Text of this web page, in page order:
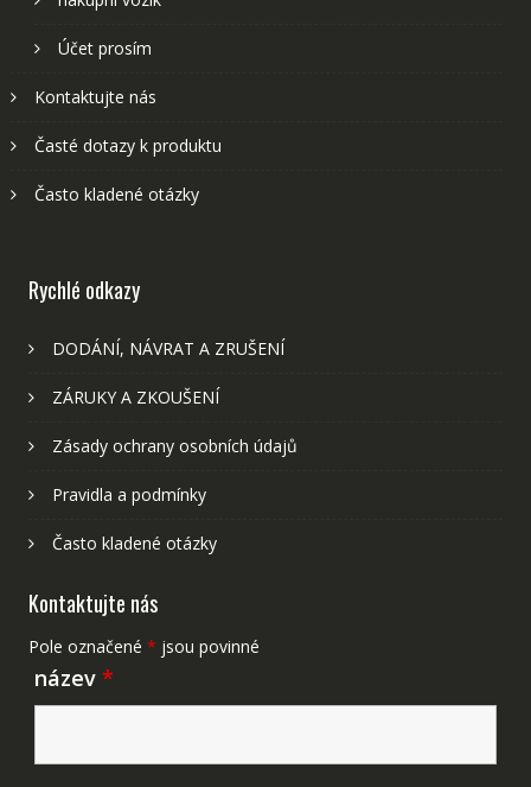
Účet prosím
Kontaktujte nás
Časté dotazy k produktu
Často kladené otázky
Rychlé odkazy
DODÁNÍ, NÁVRAT A ZRUŠENÍ
ZÁRUKY A ZKOUŠENÍ
Zásady ochrany osobních údajů
Pravidla a podmínky
Často kladené otázky
Kontaktujte nás
Pole označené * jsou povinné
název *